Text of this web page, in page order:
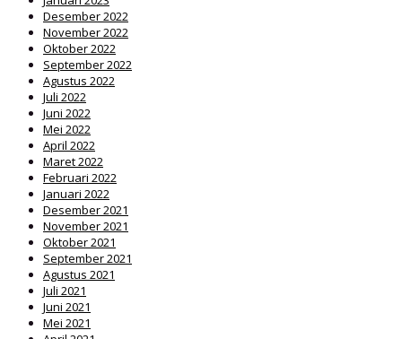
Desember 2022
November 2022
Oktober 2022
September 2022
Agustus 2022
Juli 2022
Juni 2022
Mei 2022
April 2022
Maret 2022
Februari 2022
Januari 2022
Desember 2021
November 2021
Oktober 2021
September 2021
Agustus 2021
Juli 2021
Juni 2021
Mei 2021